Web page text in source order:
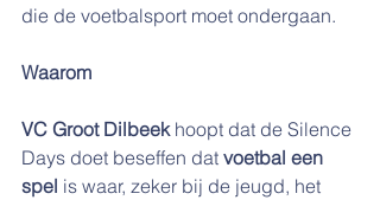
die de voetbalsport moet ondergaan.
Waarom
VC Groot Dilbeek hoopt dat de Silence
Days doet beseffen dat voetbal een
spel is waar, zeker bij de jeugd, het